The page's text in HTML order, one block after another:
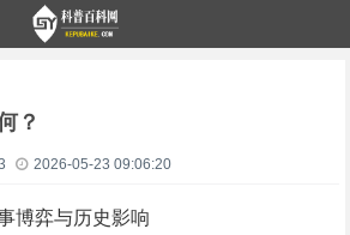
？
2026-05-23 09:06:20
博弈与历史影响